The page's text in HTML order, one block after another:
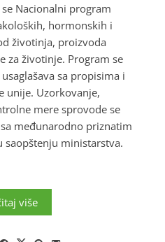
Nacionalni program
hormonskih i
životinja, proizvoda
za životinje. Program se
sa propisima i
unije. Uzorkovanje,
mere sprovode se
međunarodno priznatim
saopštenju ministarstva.
više